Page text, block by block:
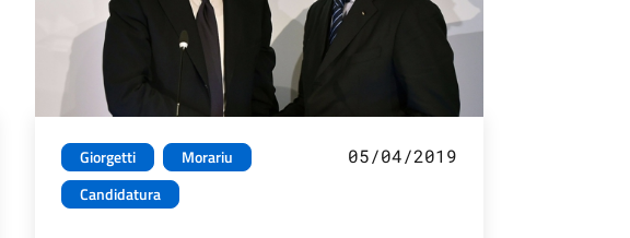
Giorgetti
Morariu
Candidatura
05/04/2019